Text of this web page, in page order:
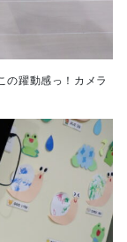
の躍動感っ！カメラ